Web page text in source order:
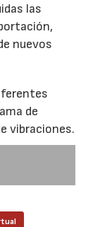
las
nuevos
de
vibraciones.